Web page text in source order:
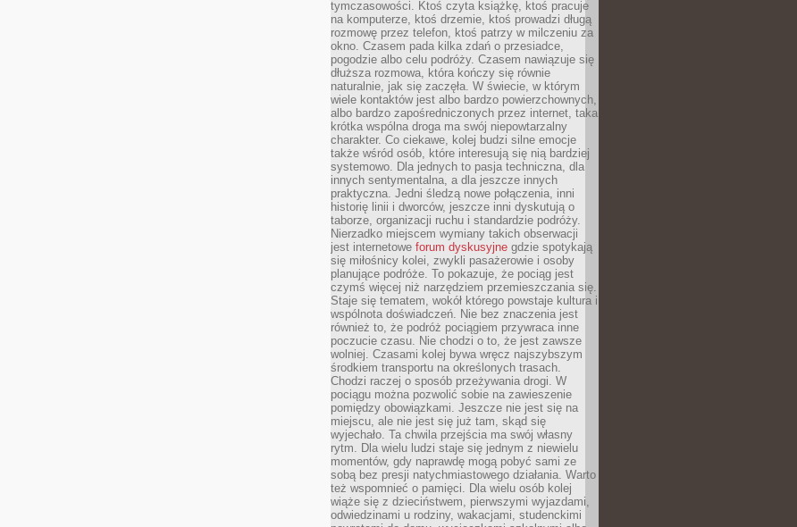
tymczasowości. Ktoś czyta książkę, ktoś pracuje
na komputerze, ktoś drzemie, ktoś prowadzi długą
rozmowę przez telefon, ktoś patrzy w milczeniu za
okno. Czasem pada kilka zdań o przesiadce,
pogodzie albo celu podróży. Czasem nawiązuje się
dłuższa rozmowa, która kończy się równie
naturalnie, jak się zaczęła. W świecie, w którym
wiele kontaktów jest albo bardzo powierzchownych,
albo bardzo zapośredniczonych przez internet, taka
krótka wspólna droga ma swój niepowtarzalny
charakter. Co ciekawe, kolej budzi silne emocje
także wśród osób, które interesują się nią bardziej
systemowo. Dla jednych to pasja techniczna, dla
innych sentymentalna, a dla jeszcze innych
praktyczna. Jedni śledzą nowe połączenia, inni
historię linii i dworców, jeszcze inni dyskutują o
taborze, organizacji ruchu i standardzie podróży.
Nierzadko miejscem wymiany takich obserwacji
jest internetowe forum dyskusyjne gdzie spotykają
się miłośnicy kolei, zwykli pasażerowie i osoby
planujące podróże. To pokazuje, że pociąg jest
czymś więcej niż narzędziem przemieszczania się.
Staje się tematem, wokół którego powstaje kultura i
wspólnota doświadczeń. Nie bez znaczenia jest
również to, że podróż pociągiem przywraca inne
poczucie czasu. Nie chodzi o to, że jest zawsze
wolniej. Czasami kolej bywa wręcz najszybszym
środkiem transportu na określonych trasach.
Chodzi raczej o sposób przeżywania drogi. W
pociągu można pozwolić sobie na zawieszenie
pomiędzy obowiązkami. Jeszcze nie jest się na
miejscu, ale nie jest się już tam, skąd się
wyjechało. Ta chwila przejścia ma swój własny
rytm. Dla wielu ludzi staje się jednym z niewielu
momentów, gdy naprawdę mogą pobyć sami ze
sobą bez presji natychmiastowego działania. Warto
też wspomnieć o pamięci. Dla wielu osób kolej
wiąże się z dzieciństwem, pierwszymi wyjazdami,
odwiedzinami u rodziny, wakacjami, studenckimi